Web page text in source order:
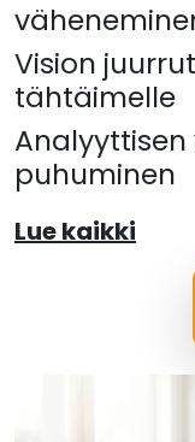
Vision
tähtäimelle
puhuminen
Lue kaikki